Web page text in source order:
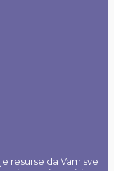
resurse da Vam sve